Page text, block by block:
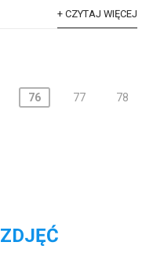
+ CZYTAJ WIĘCEJ
76 77 78
ZDJĘĆ